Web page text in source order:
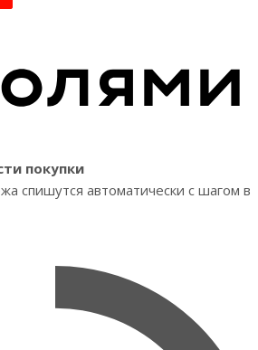
покупки
спишутся автоматически с шагом в